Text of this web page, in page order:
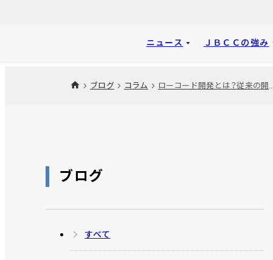
ニュース ＪＢＣＣの強み
ブログ コラム
ブログ
すべて